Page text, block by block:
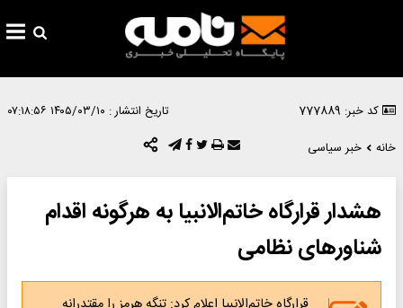
کد خبر: 777889 تاریخ انتشار : ۱۴۰۵/۰۳/۱۰ ۰۷:۱۸:۵۶
خانه
خبر سیاسی
هشدار قرارگاه خاتم‌الانبیا به هرگونه اقدام
شناورهای نظامی